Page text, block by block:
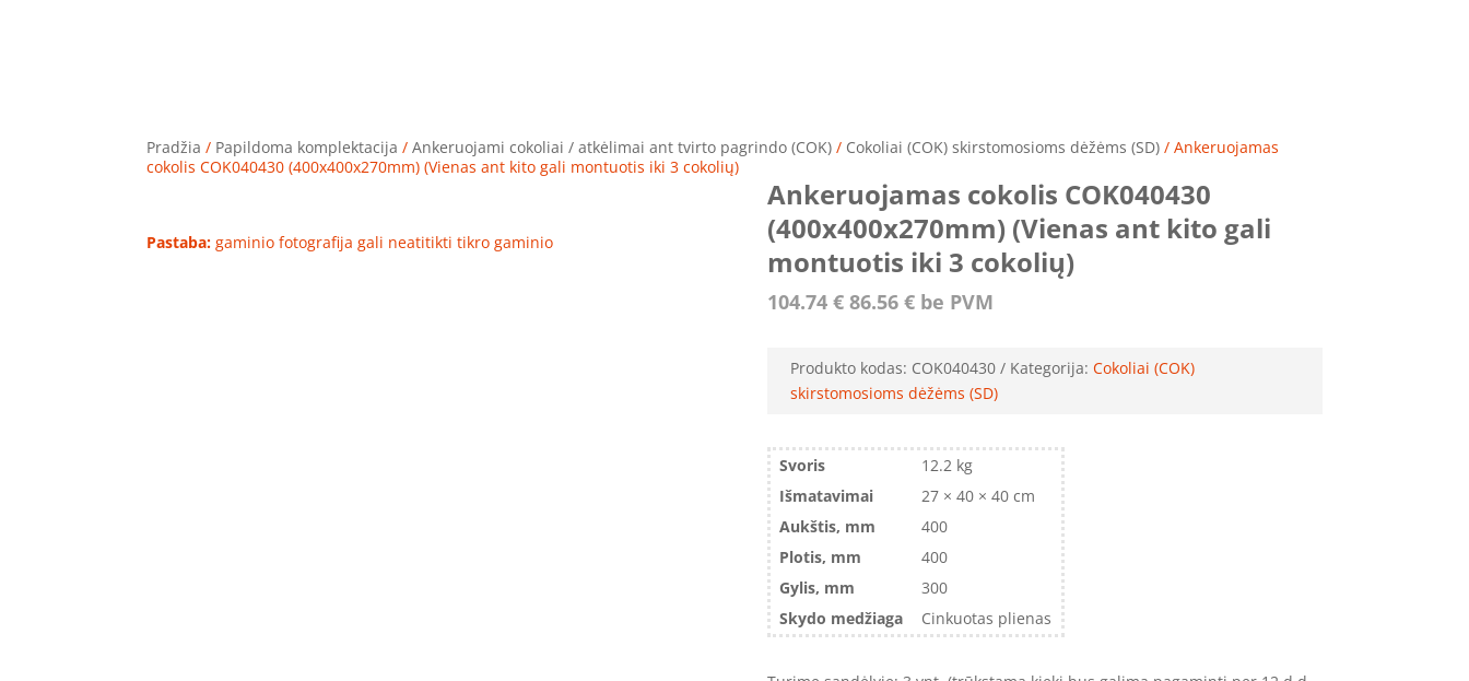
Pradžia / Papildoma komplektacija /Ankeruojami cokoliai / atkėlimai ant tvirto pagrindo (COK) / Cokoliai (COK) skirstomosioms dėžėms (SD) / Ankeruojamas
cokolis COK040430 (400x400x270mm) (Vienas ant kito gali montuotis iki 3 cokolių)
Pastaba: gaminio fotografija gali neatitikti tikro gaminio
Ankeruojamas cokolis COK040430
(400x400x270mm) (Vienas ant kito gali
montuotis iki 3 cokolių)
104.74 € 86.56 €be PVM
Produkto kodas: COK040430 Kategorija: Cokoliai (COK)
skirstomosioms dėžėms (SD)
Svoris
12.2 kg
Išmatavimai
27 × 40 × 40 cm
Aukštis, mm
400
Plotis, mm
400
Gylis, mm
300
Skydo medžiaga
Cinkuotas plienas